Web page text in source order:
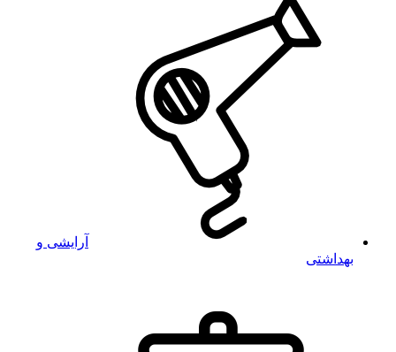
آرایشی و
بهداشتی